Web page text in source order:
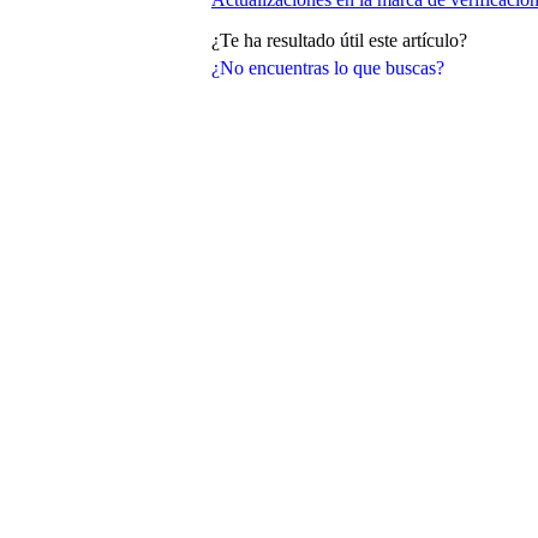
¿No encuentras lo que buscas?
¿Te ha resultado útil este artículo?